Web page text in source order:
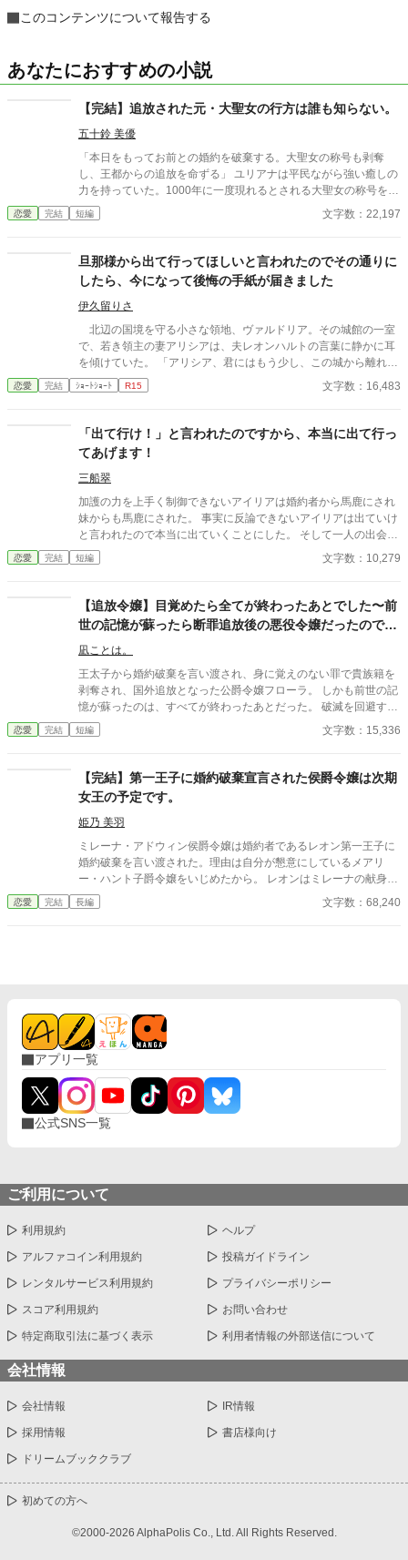
このコンテンツについて報告する
あなたにおすすめの小説
【完結】追放された元・大聖女の行方は誰も知らない。
五十鈴 美優
「本日をもってお前との婚約を破棄する。大聖女の称号も剥奪
し、王都からの追放を命ずる」 ユリアナは平民ながら強い癒しの
力を持っていた。1000年に一度現れるとされる大聖女の称号を得
て、婚約者となった王子リッドと共に魔物討伐に邁進する日々を
送っていた。 だがリッドはユリアナを休ませることなく働かせ、
つ上級魔物が、王国北部に襲来する。 ユリアナは全力を尽くした
ものの、多くの犠牲を出してしまった。 ユリアナはその責任を押
し付けられ、大聖女の称号を剥奪される。リッドからの婚約破棄
に加え、王都からの追放を命じられた。 それから一年。ユリアナ
はユーリと名を改め、顔を隠し、新たな職に就いていた。
恋愛 完結 短編 文字数：22,197
旦那様から出て行ってほしいと言われたのでその通りに
したら、今になって後悔の手紙が届きました
伊久留りさ
北辺の国境を守る小さな領地、ヴァルドリア。その城館の一室
で、若き領主の妻アリシアは、夫レオンハルトの言葉に静かに耳
を傾けていた。 「アリシア、君にはもう少し、この城から離れて
もらいたい」 レオンハルトの声は、いつものように低く、落ち
着いていた。しかし、その言葉の意味は、アリシアにとってあま
はどういう意味でございますか」 「つまり、この城にいないでほ
しい、ということだ。しばらくの間、君には別の場所で暮らして
もらいたい」 アリシアは、ゆっくりと目を閉じた。指先がわず
かに震えるのを、彼女は必死に抑えていた。この男の前で、自分
が動揺している姿を見せたくなかったからだ。
恋愛 完結 ｼｮｰﾄｼｮｰﾄ R15 文字数：16,483
「出て行け！」と言われたのですから、本当に出て行っ
てあげます！
三船翠
加護の力を上手く制御できないアイリアは婚約者から馬鹿にされ
妹からも馬鹿にされた。 事実に反論できないアイリアは出ていけ
と言われたので本当に出ていくことにした。 そして一人の出会い
が彼女の運命を大きく変えることになったのだった…。
恋愛 完結 短編 文字数：10,279
【追放令嬢】目覚めたら全てが終わったあとでした〜前
世の記憶が蘇ったら断罪追放後の悪役令嬢だったので、
辺境の食堂で幸せをつかんでみせます！！〜
凪ことは。
王太子から婚約破棄を言い渡され、身に覚えのない罪で貴族籍を
剥奪され、国外追放となった公爵令嬢フローラ。 しかも前世の記
憶が蘇ったのは、すべてが終わったあとだった。 破滅を回避する
時間も、家族に助けを求める余地もない。 薄いドレス一枚で国境
に捨てられ、行き倒れたフローラを救ったのは、町外れの食堂
世話をしてくれる二人に恩を返すため、フローラは少しずつ店を
手伝い始める。 王太子妃教育で身につけた会計や経営の知識を生
かし、店内を整え、日替わり料理を考え、看板を出す。 やがて寂
れていた食堂には少しずつ客が戻り、フローラにもようやく心か
ら笑える居場所ができていく。 そんな彼女の前に現れたのは、毎
週決まった曜日に店を訪れる無口な騎士ルシアン。 パンを食べる
ときだけ少しだけ表情を緩める彼と、穏やかな時間を重ねるうち
に、フローラの心にも淡い想いが芽生えていく。 けれど半年後、
彼女の無実が証明され、祖国から迎えの騎士たちがやって来る。
恋愛 完結 短編 文字数：15,336
【完結】第一王子に婚約破棄宣言された侯爵令嬢は次期
女王の予定です。
姫乃 美羽
ミレーナ・アドウィン侯爵令嬢は婚約者であるレオン第一王子に
婚約破棄を言い渡された。理由は自分が懇意にしているメアリ
ー・ハント子爵令嬢をいじめたから。 レオンはミレーナの献身と
メアリーの本性、国王夫妻の葛藤を知らぬまま王族としてあるま
じき暴走をしている。そんな彼を遂に国王夫妻が見限った。そん
恋愛 完結 長編 文字数：68,240
アプリ一覧
公式SNS一覧
ご利用について
利用規約 ヘルプ
アルファコイン利用規約 投稿ガイドライン
レンタルサービス利用規約 プライバシーポリシー
スコア利用規約 お問い合わせ
特定商取引法に基づく表示 利用者情報の外部送信について
会社情報
会社情報 IR情報
採用情報 書店様向け
ドリームブッククラブ
初めての方へ
©2000-2026 AlphaPolis Co., Ltd. All Rights Reserved.